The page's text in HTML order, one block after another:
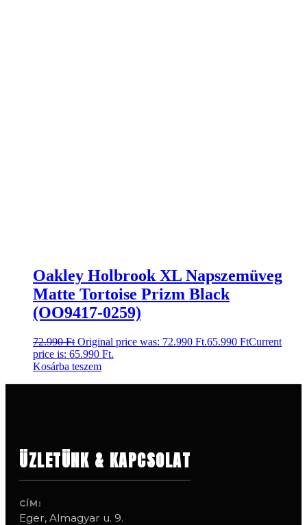
Oakley Holbrook XL Napszemüveg
Matte Tortoise Prizm Black
(OO9417-0259)
72.990Ft Original price was: 72.990 Ft.65.990 FtCurrent
price is: 65.990 Ft.
Kosárba teszem
ÜZLETÜNK & KAPCSOLAT
CÍM:
Eger, Almagyar u. 9.